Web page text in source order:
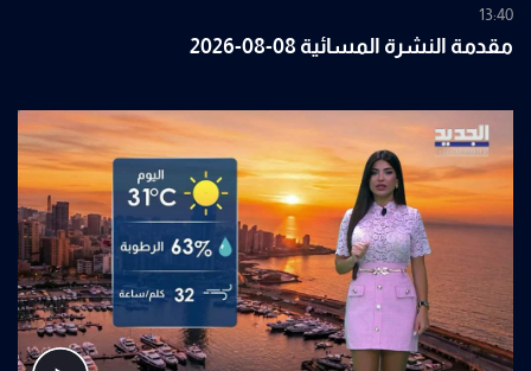
13:40
مقدمة النشرة المسائية 08-08-2026